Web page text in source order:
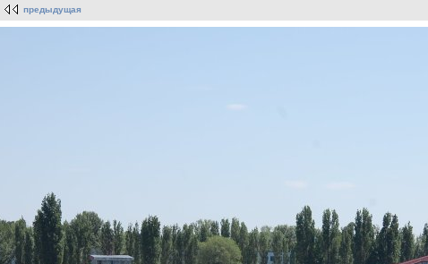
предыдущая